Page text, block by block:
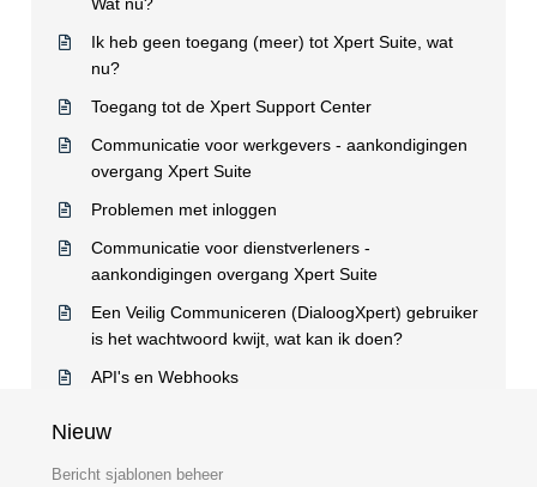
Wat nu?
Ik heb geen toegang (meer) tot Xpert Suite, wat
nu?
Toegang tot de Xpert Support Center
Communicatie voor werkgevers - aankondigingen
overgang Xpert Suite
Problemen met inloggen
Communicatie voor dienstverleners -
aankondigingen overgang Xpert Suite
Een Veilig Communiceren (DialoogXpert) gebruiker
is het wachtwoord kwijt, wat kan ik doen?
API's en Webhooks
Nieuw
Bericht sjablonen beheer